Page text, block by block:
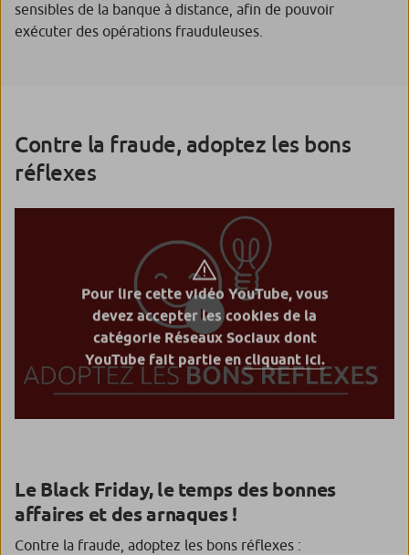
sensibles de la banque à distance, afin de pouvoir
exécuter des opérations frauduleuses.
Contre la fraude, adoptez les bons
réflexes
Pour lire cette vidéo YouTube, vous
devez accepter les cookies de la
catégorie Réseaux Sociaux dont
YouTube fait partie en cliquant ici.
Le Black Friday, le temps des bonnes
affaires et des arnaques !
Contre la fraude, adoptez les bons réflexes :